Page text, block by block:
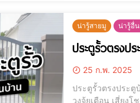
น่ารู้สายมู น่ารู้อื่
ประตูรั้วตรงป
25 ก.พ. 2025
ประตูรั้วตรงประตูบ้าน, ฮวงจุ้ยปร
วงจุ้ยเตือน เสี่ยงโชคลาภรั่วไหล สุขภาพไม่ดี ประตูบ้านต